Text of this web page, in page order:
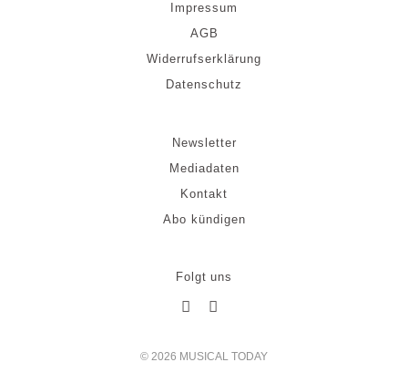
Impressum
AGB
Widerrufserklärung
Datenschutz
Newsletter
Mediadaten
Kontakt
Abo kündigen
Folgt uns
© 2026 MUSICAL TODAY